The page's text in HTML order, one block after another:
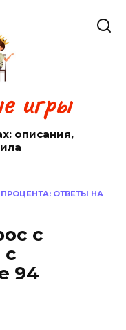
игры
описания,
ПРОЦЕНТА: ОТВЕТЫ НА
с
с
94